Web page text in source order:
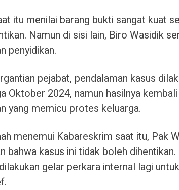
itu menilai barang bukti sangat kuat
Namun di sisi lain, Biro Wasidik
penyidikan.
pejabat, pendalaman kasus
Oktober 2024, namun hasilnya
yang memicu protes keluarga.
menemui Kabareskrim saat itu, Pak
bahwa kasus ini tidak boleh
gelar perkara internal lagi